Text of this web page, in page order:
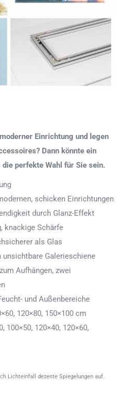
Einrichtung und legen
Dann könnte ein
perfekte Wahl für Sie sein.
schicken Einrichtungen
durch Glanz-Effekt
knackige Schärfe
als Glas
Galerieschiene
Aufhängen, zwei
und Außenbereiche
120×80, 150×100 cm
100×50, 120×40, 120×60,
Lichteinfall dezente Spiegelungen auf.